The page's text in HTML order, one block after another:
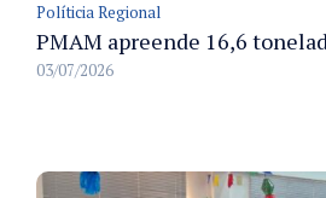
Políticia Regional
03/07/2026